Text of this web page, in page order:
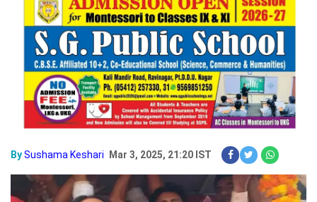
BySushama Keshari Mar 3, 2025, 21:20 IST